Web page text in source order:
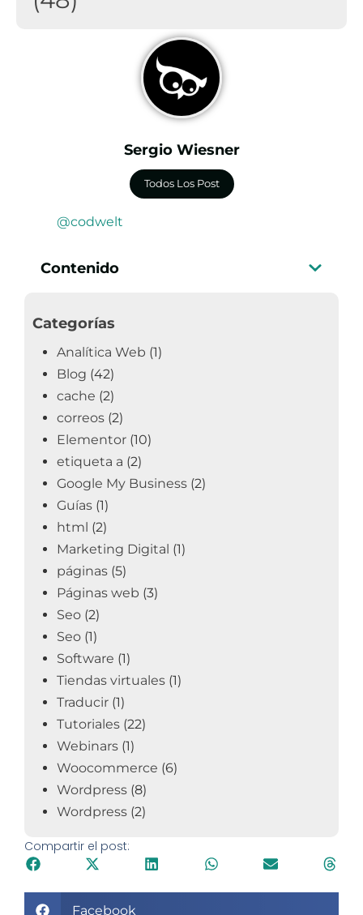
Sergio Wiesner
Todos Los Post
@codwelt
Contenido
Categorías
Analítica Web (1)
Blog (42)
cache (2)
correos (2)
Elementor (10)
etiqueta a (2)
Google My Business (2)
Guías (1)
html (2)
Marketing Digital (1)
páginas (5)
Páginas web (3)
Seo (2)
Seo (1)
Software (1)
Tiendas virtuales (1)
Traducir (1)
Tutoriales (22)
Webinars (1)
Woocommerce (6)
Wordpress (8)
Wordpress (2)
Compartir el post:
Facebook